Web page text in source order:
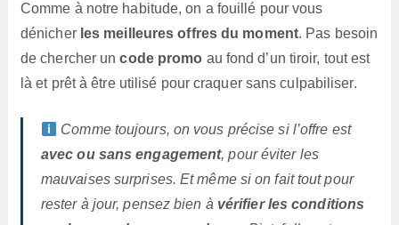
Comme à notre habitude, on a fouillé pour vous
dénicher les meilleures offres du moment. Pas besoin
de chercher uncode promo au fond d’un tiroir, tout est
là et prêt à être utilisé pour craquer sans culpabiliser.
Comme toujours, on vous précise si l’offre est
avec ou sans engagement, pour éviter les
mauvaises surprises. Et même si on fait tout pour
rester à jour, pensez bien à vérifier les conditions